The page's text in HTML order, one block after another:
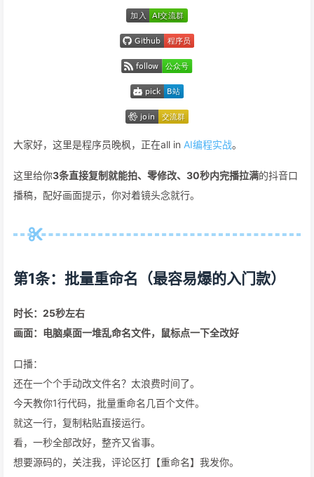
大家好，这里是程序员晚枫，正在all in AI编程实战。
这里给你3条直接复制就能拍、零修改、30秒内完播拉满的抖音口
播稿，配好画面提示，你对着镜头念就行。
第1条：批量重命名（最容易爆的入门款）
时长：25秒左右
画面：电脑桌面一堆乱命名文件，鼠标点一下全改好
口播：
还在一个个手动改文件名？太浪费时间了。
今天教你1行代码，批量重命名几百个文件。
就这一行，复制粘贴直接运行。
看，一秒全部改好，整齐又省事。
想要源码的，关注我，评论区打【重命名】我发你。